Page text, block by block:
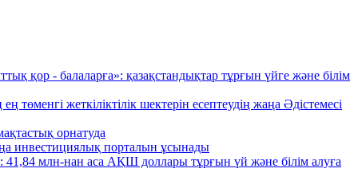
қор - балаларға»: қазақстандықтар тұрғын үйге және білім
төменгі жеткіліктілік шектерін есептеудің жаңа Әдістемесі
орнатуда
инвестициялық порталын ұсынады
41,84 млн-нан аса АҚШ доллары тұрғын үй және білім алуға